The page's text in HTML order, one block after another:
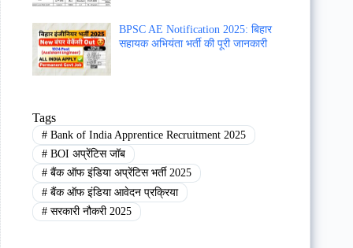
BPSC AE Notification 2025: बिहार
सहायक अभियंता भर्ती की पूरी जानकारी
Tags
#Bank of India Apprentice Recruitment 2025
#BOI अप्रेंटिस जॉब
#बैंक ऑफ इंडिया अप्रेंटिस भर्ती 2025
#बैंक ऑफ इंडिया आवेदन प्रक्रिया
#सरकारी नौकरी 2025